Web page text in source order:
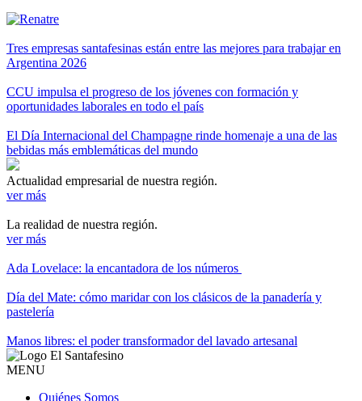
Tres empresas santafesinas están entre las mejores para trabajar en
Argentina 2026
CCU impulsa el progreso de los jóvenes con formación y
oportunidades laborales en todo el país
El Día Internacional del Champagne rinde homenaje a una de las
bebidas más emblemáticas del mundo
Actualidad empresarial de nuestra región.
ver más
La realidad de nuestra región.
ver más
Ada Lovelace: la encantadora de los números
Día del Mate: cómo maridar con los clásicos de la panadería y
pastelería
Manos libres: el poder transformador del lavado artesanal
MENU
Quiénes Somos